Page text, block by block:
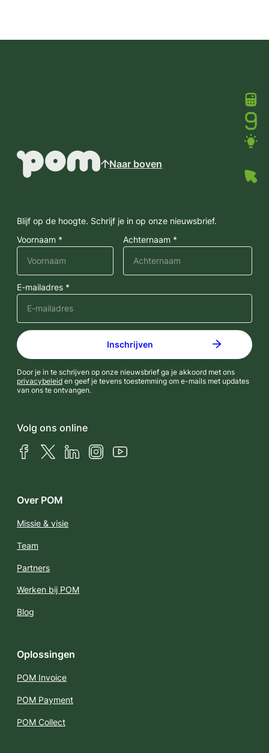
Naar boven
Blijf op de hoogte. Schrijf je in op onze nieuwsbrief.
Voornaam *
Achternaam *
E-mailadres *
Door je in te schrijven op onze nieuwsbrief ga je akkoord met ons
privacybeleid en geef je tevens toestemming om e-mails met updates
van ons te ontvangen.
Volg ons online
FacebookX (Twitter)LinkedInInstagramYouTube
Over POM
Missie & visie
Team
Partners
Werken bij POM
Blog
Oplossingen
POM Invoice
POM Payment
POM Collect